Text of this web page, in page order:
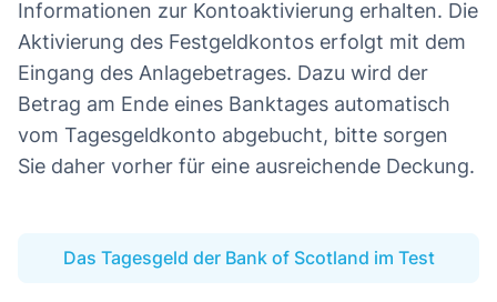
Informationen zur Kontoaktivierung erhalten. Die
Aktivierung des Festgeldkontos erfolgt mit dem
Eingang des Anlagebetrages. Dazu wird der
Betrag am Ende eines Banktages automatisch
vom Tagesgeldkonto abgebucht, bitte sorgen
Sie daher vorher für eine ausreichende Deckung.
Das Tagesgeld der Bank of Scotland im Test